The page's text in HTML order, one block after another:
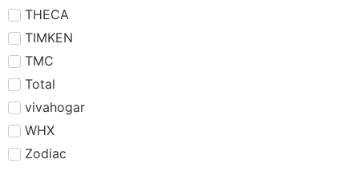
THECA
TIMKEN
TMC
Total
vivahogar
WHX
Zodiac